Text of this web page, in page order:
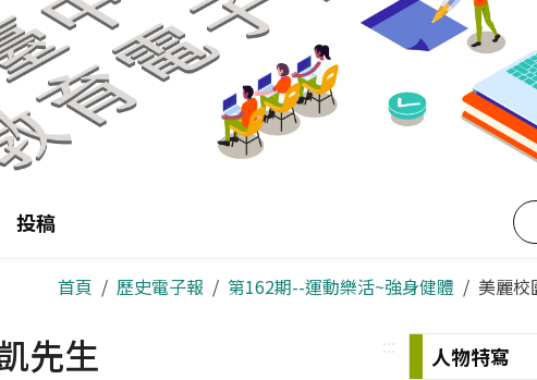
投稿
首頁 歷史電子報 第162期--運動樂活~強身健體 美麗校
先生 ::: 人物特寫